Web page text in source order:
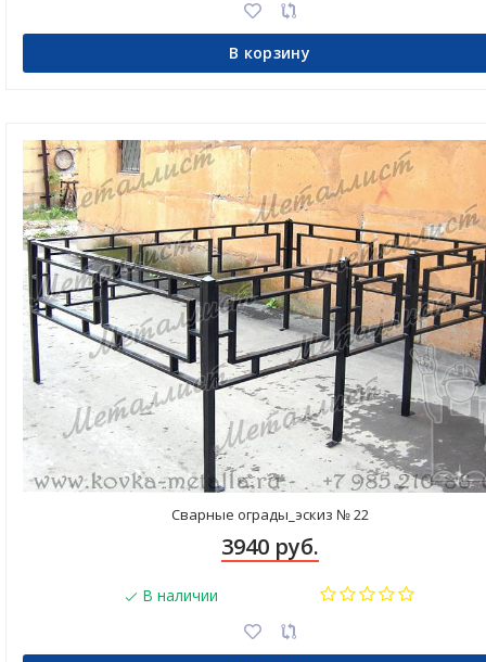
В корзину
Сварные ограды_эскиз № 22
3940 руб.
В наличии